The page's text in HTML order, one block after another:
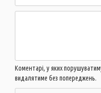
Коментарі, у яких
видалятиме без попереджень.